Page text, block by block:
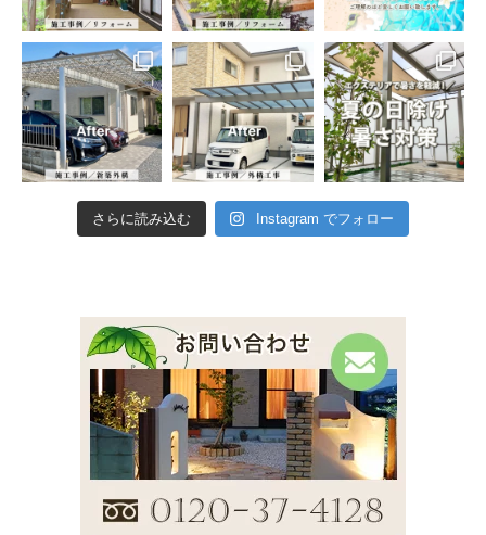
さらに読み込む Instagram でフォロー